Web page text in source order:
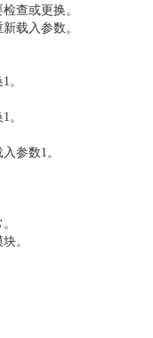
查或更换。
载入参数。
。
。
参数1。
。